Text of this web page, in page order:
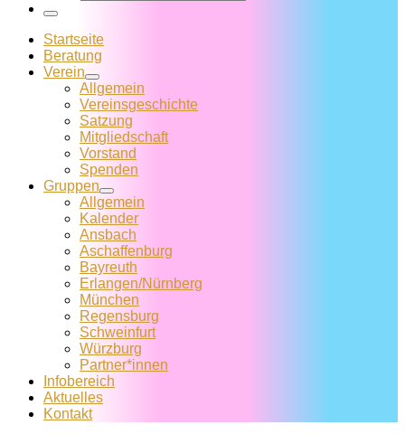
Menü
Startseite
Beratung
Verein
Allgemein
Vereins­geschichte
Satzung
Mitglied­schaft
Vorstand
Spenden
Gruppen
Allgemein
Kalender
Ansbach
Aschaffenburg
Bayreuth
Erlangen/Nürnberg
München
Regensburg
Schweinfurt
Würzburg
Partner*innen
Infobereich
Aktuelles
Kontakt